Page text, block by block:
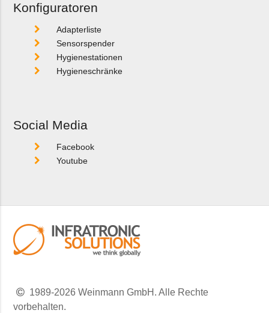
Konfiguratoren
Adapterliste
Sensorspender
Hygienestationen
Hygieneschränke
Social Media
Facebook
Youtube
1989-2026 Weinmann GmbH. Alle Rechte
vorbehalten.